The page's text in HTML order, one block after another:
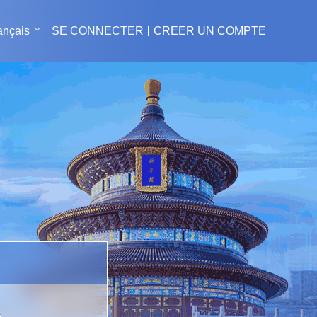
SE CONNECTER CREER UN COMPTE